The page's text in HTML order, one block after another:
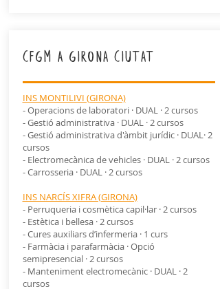
cfgm a girona ciutat
INS MONTILIVI (GIRONA)
- Operacions de laboratori · DUAL · 2 cursos
- Gestió administrativa · DUAL · 2 cursos
- Gestió administrativa d'àmbit jurídic · DUAL· 2
cursos
- Electromecànica de vehicles · DUAL · 2 cursos
- Carrosseria · DUAL · 2 cursos
INS NARCÍS XIFRA (GIRONA)
- Perruqueria i cosmètica capil·lar · 2 cursos
- Estètica i bellesa · 2 cursos
- Cures auxiliars d’infermeria · 1 curs
- Farmàcia i parafarmàcia · Opció
semipresencial · 2 cursos
- Manteniment electromecànic · DUAL · 2
cursos